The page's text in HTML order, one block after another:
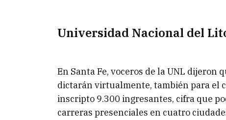
Universidad Nacional del
En Santa Fe, voceros de la UNL dijeron
dictarán virtualmente, también para el
inscripto 9.300 ingresantes, cifra que
carreras presenciales en cuatro